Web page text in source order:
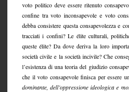
voto politico deve essere ritenuto
confine tra voto inconsapevole e voto
debba consistere questa consapevolezza e
tracciati i confini? Le élite culturali,
queste élite? Da dove deriva la loro
società civile e la società incivile? Che
l’esistenza di una teoria del giudizio
che il voto consapevole finisca per essere
dominante, dell’oppressione ideologica e